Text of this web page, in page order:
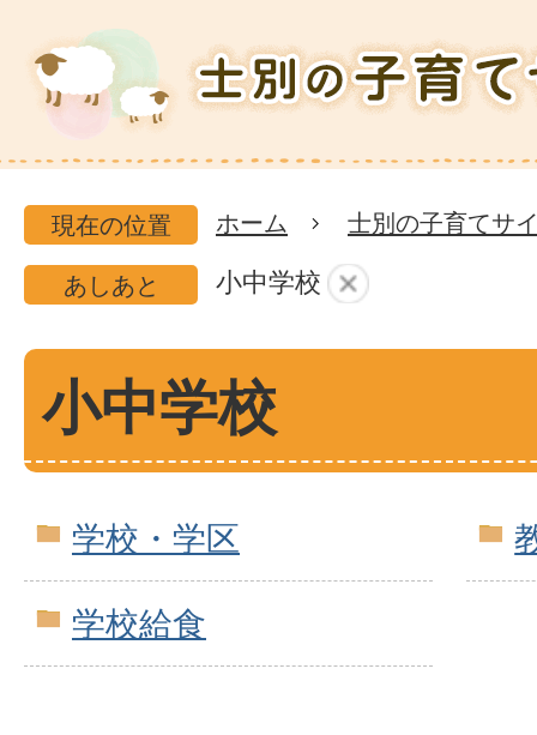
士
別
市
の
子
育
て
サ
イ
現在の位置 ホーム 士別の子育てサ
あしあと 小中学校
小中学校
学校・学区
学校給食